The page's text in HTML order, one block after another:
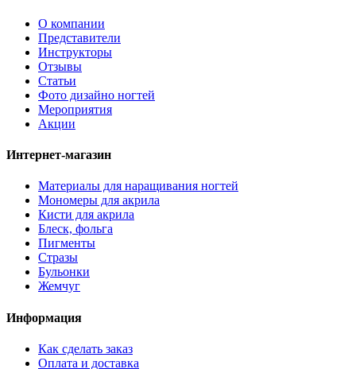
О компании
Представители
Инструкторы
Отзывы
Статьи
Фото дизайно ногтей
Мероприятия
Акции
Интернет-магазин
Материалы для наращивания ногтей
Мономеры для акрила
Кисти для акрила
Блеск, фольга
Пигменты
Стразы
Бульонки
Жемчуг
Информация
Как сделать заказ
Оплата и доставка